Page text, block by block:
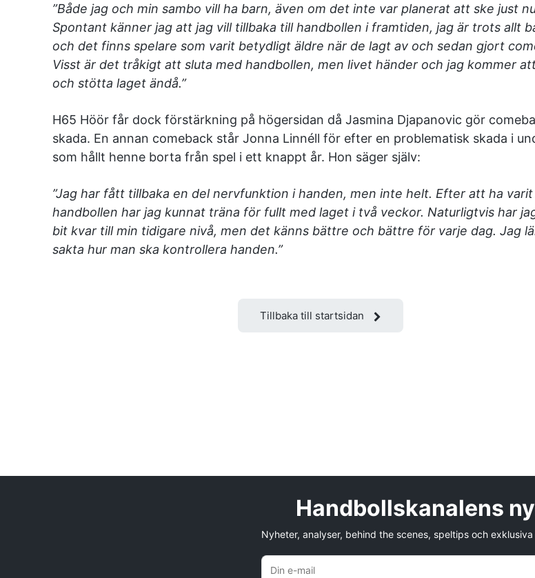
”Både jag och min sambo vill ha barn, även om det inte var planerat att ske just
Spontant känner jag att jag vill tillbaka till handbollen i framtiden, jag är trots allt
och det finns spelare som varit betydligt äldre när de lagt av och sedan gjort
Visst är det tråkigt att sluta med handbollen, men livet händer och jag kommer
och stötta laget ändå.”
H65 Höör får dock förstärkning på högersidan då Jasmina Djapanovic gör
skada. En annan comeback står Jonna Linnéll för efter en problematisk skada i
som hållt henne borta från spel i ett knappt år. Hon säger själv:
”Jag har fått tillbaka en del nervfunktion i handen, men inte helt. Efter att ha
handbollen har jag kunnat träna för fullt med laget i två veckor. Naturligtvis har
bit kvar till min tidigare nivå, men det känns bättre och bättre för varje dag. Jag
sakta hur man ska kontrollera handen.”
Tillbaka till startsidan
Handbollskanalens
Nyheter, analyser, behind the scenes, speltips och